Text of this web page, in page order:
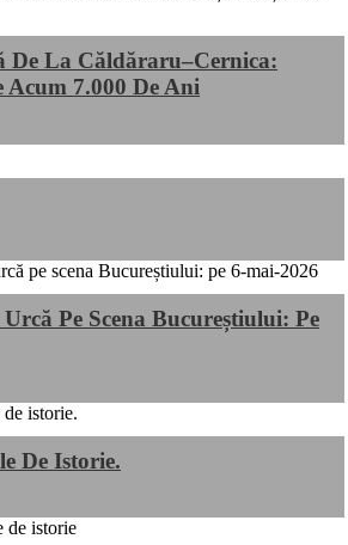
De La Căldăraru–Cernica:
7.000 De Ani
Pe Scena Bucureștiului: Pe
De Istorie.